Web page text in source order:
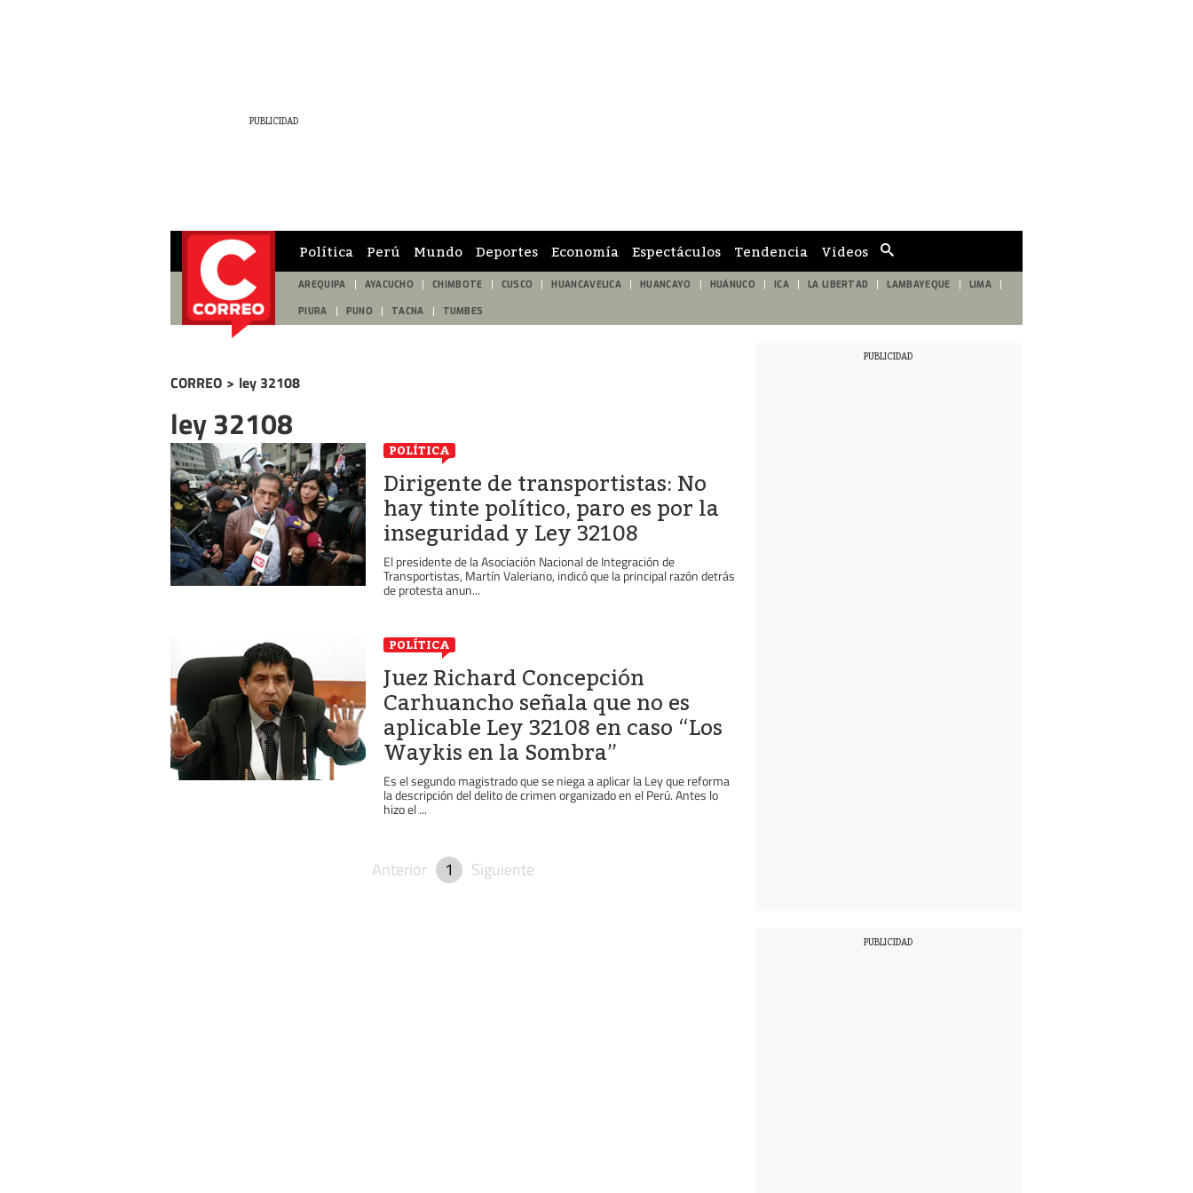
de
búsqueda
Política Perú Mundo Deportes Economía Espectáculos Tendencia Videos
AREQUIPA AYACUCHO CHIMBOTE CUSCO HUANCAVELICA HUANCAYO HUÁNUCO ICA LA LIBERTAD LAMBAYEQUE LIMA
PIURA PUNO TACNA TUMBES
CORREO > ley 32108
ley 32108
POLÍTICA
Dirigente de transportistas: No
hay tinte político, paro es por la
inseguridad y Ley 32108
El presidente de la Asociación Nacional de Integración de
Transportistas, Martín Valeriano, indicó que la principal razón detrás
de protesta anun...
POLÍTICA
Juez Richard Concepción
Carhuancho señala que no es
aplicable Ley 32108 en caso “Los
Waykis en la Sombra”
Es el segundo magistrado que se niega a aplicar la Ley que reforma
la descripción del delito de crimen organizado en el Perú. Antes lo
hizo el ...
Anterior 1 Siguiente